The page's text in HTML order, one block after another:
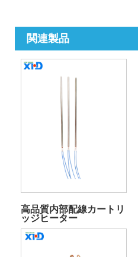
関連製品
高品質内部配線カートリ
ッジヒーター